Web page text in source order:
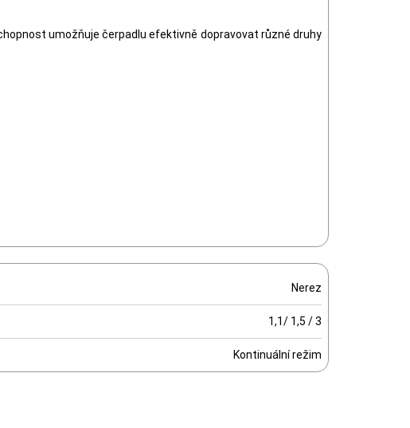
umožňuje čerpadlu efektivně dopravovat různé druhy
Nerez
1,1/ 1,5 / 3
Kontinuální režim